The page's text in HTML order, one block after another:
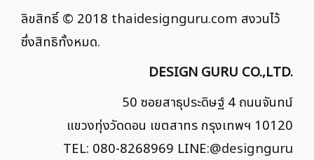
ลิขสิทธิ์ © 2018 thaidesignguru.com สงวนไว้
ซึ่งสิทธิทั้งหมด.
DESIGN GURU CO.,LTD.
50 ซอยสาธุประดิษฐ์ 4 ถนนจันทน์
แขวงทุ่งวัดดอน เขตสาทร กรุงเทพฯ 10120
TEL: 080-8268969 LINE:@designguru